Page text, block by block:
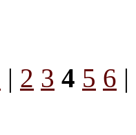
| 2 3 4 5 6 |